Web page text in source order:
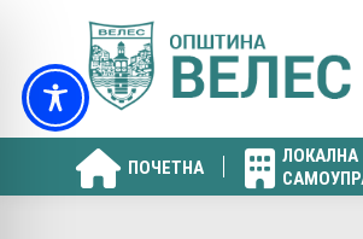
ПОЧЕТНА
ЛОКАЛНА
ПОЧЕТНА